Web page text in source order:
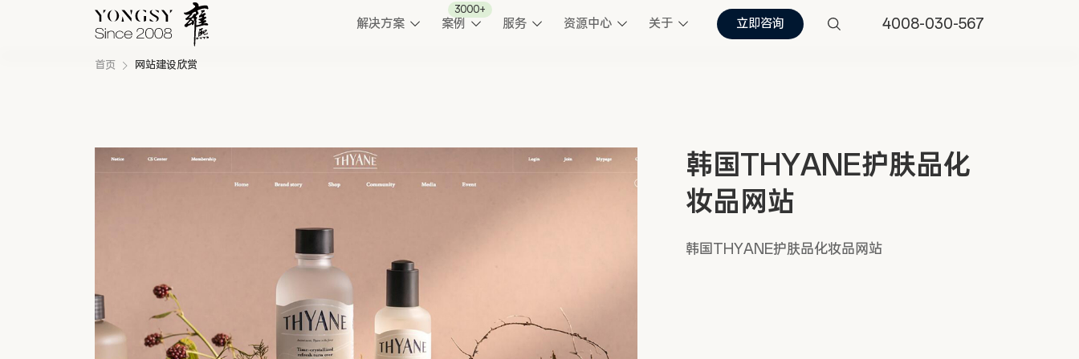
解决方案 案例
3000+
服务 资源中心 关于 立即咨询 4008-030-567
首页 网站建设欣赏
韩国THYANE护肤品化
妆品网站
韩国THYANE护肤品化妆品网站